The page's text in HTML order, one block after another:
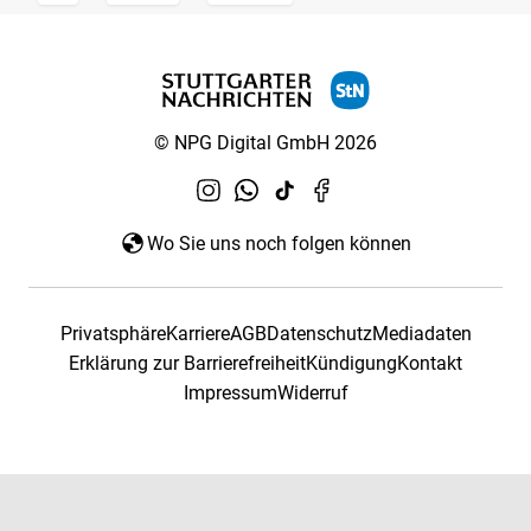
© NPG Digital GmbH 2026
Wo Sie uns noch folgen können
PrivatsphäreKarriereAGBDatenschutzMediadaten
Erklärung zur BarrierefreiheitKündigungKontakt
ImpressumWiderruf